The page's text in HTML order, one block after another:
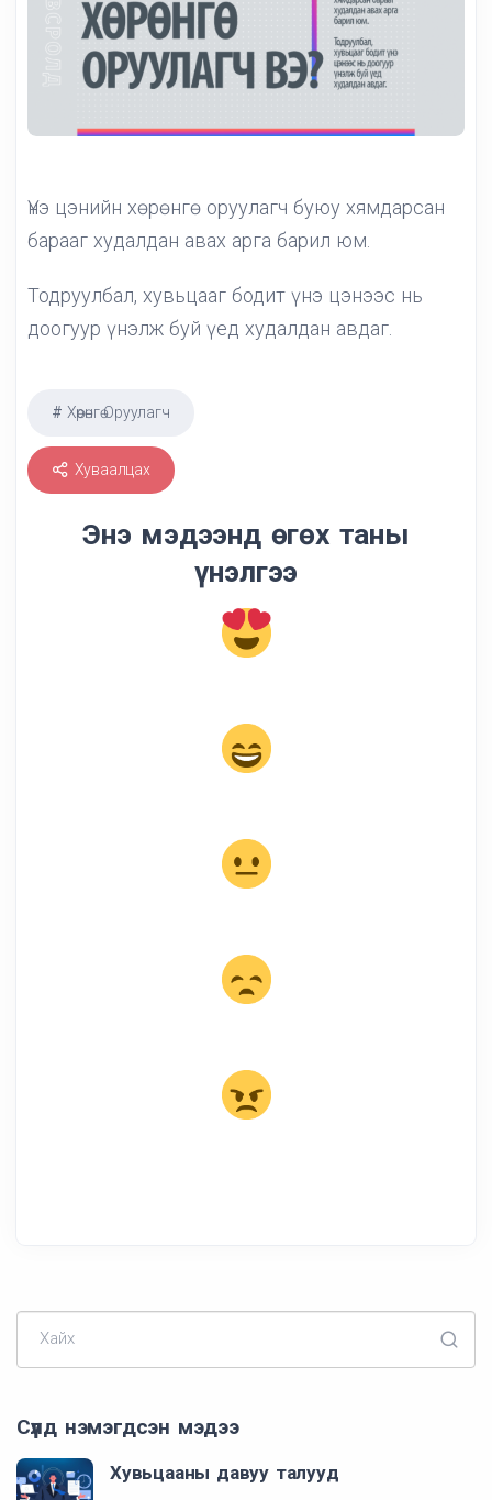
Үнэ цэнийн хөрөнгө оруулагч буюу хямдарсан
барааг худалдан авах арга барил юм.
Тодруулбал, хувьцааг бодит үнэ цэнээс нь
доогуур үнэлж буй үед худалдан авдаг.
Хөрөнгө Оруулагч
Хуваалцах
Энэ мэдээнд өгөх таны
үнэлгээ
Хайх
Сүүлд нэмэгдсэн мэдээ
Хувьцааны давуу талууд